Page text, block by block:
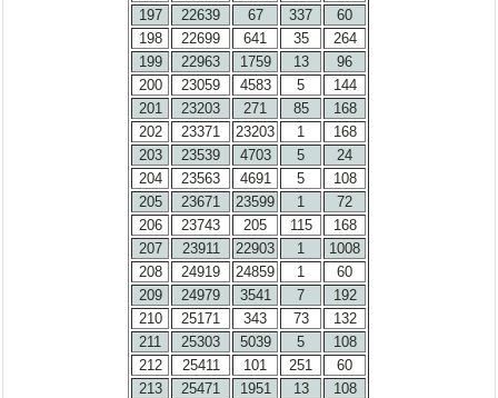
197
22639 67 337
60
198
22699 641 35
264
199
22963 1759 13
96
200
23059 4583 5
144
201
23203 271 85
168
202
23371 23203 1
168
203
23539 4703 5
24
204
23563 4691 5
108
205
23671 23599 1
72
206
23743 205 115
168
207
23911 22903 1
1008
208
24919 24859 1
60
209
24979 3541 7
192
210
25171 343 73
132
211
25303 5039 5
108
212
25411 101 251
60
213
25471 1951 13
108